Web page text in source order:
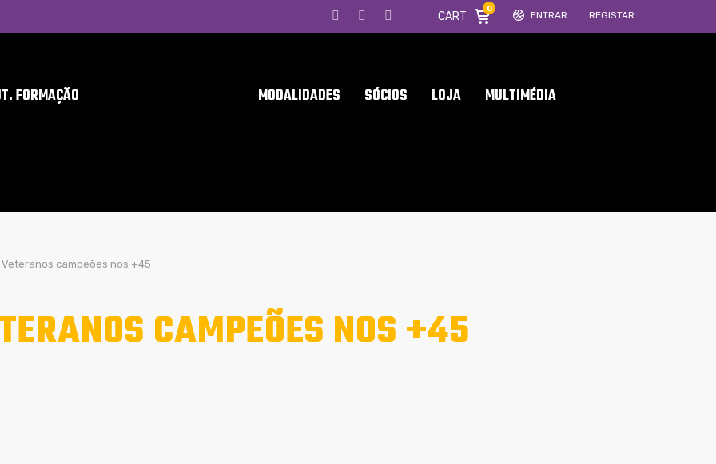
ENTRAR REGISTAR
CART
0
FORMAÇÃO MODALIDADES SÓCIOS LOJA MULTIMÉDIA
Veteranos campeões nos +45
CAMPEÕES NOS +45